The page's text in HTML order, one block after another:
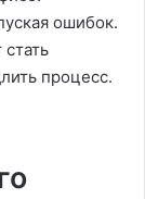
ошибок.
процесс.